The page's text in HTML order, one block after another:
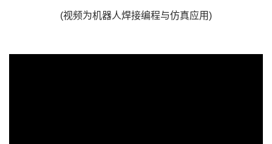
(视频为机器人焊接编程与仿真应用)